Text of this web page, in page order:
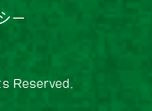
ー
Reserved.